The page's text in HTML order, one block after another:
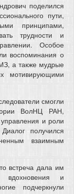
поделился
пути,
принципами,
трудности и
Особое
воспоминания о
а также мудрые
мотивирующими
смогли
ВолНЦ РАН,
управления и роли
получился
взаимным
встреча дала им
вдохновения и
подчеркнули